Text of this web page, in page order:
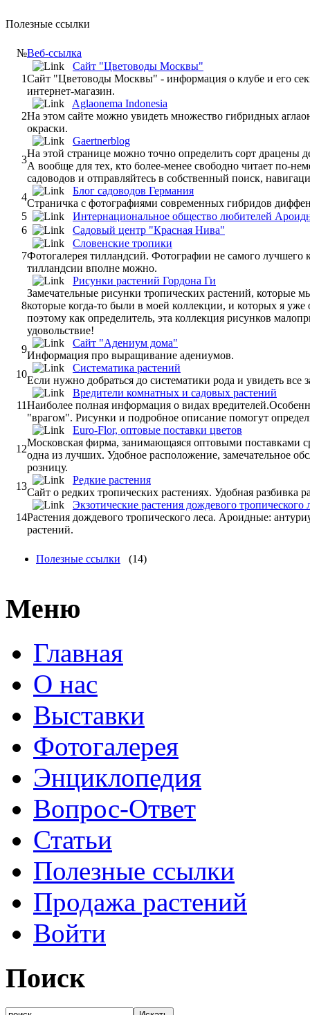
Полезные ссылки
№Веб-ссылка
1
Сайт "Цветоводы Москвы"
Сайт "Цветоводы Москвы" - информация о клубе и его
интернет-магазин.
2
Aglaonema Indonesia
На этом сайте можно увидеть множество гибридных
окраски.
3
Gaertnerblog
На этой странице можно точно определить сорт драцены
А вообще для тех, кто более-менее свободно читает по-
садоводов и отправляйтесь в собственный поиск,
4
Блог садоводов Германия
Страничка с фотографиями современных гибридов
5
Интернациональное общество любителей
6
Садовый центр "Красная Нива"
7
Словенские тропики
Фотогалерея тилландсий. Фотографии не самого лучшего
тилландсии вполне можно.
8
Рисунки растений Гордона Ги
Замечательные рисунки тропических растений,
которые когда-то были в моей коллекции, и которых я
поэтому как определитель, эта коллекция рисунков
удовольствие!
9
Сайт "Адениум дома"
Информация про выращивание адениумов.
10
Систематика растений
Если нужно добраться до систематики рода и увидеть все
11
Вредители комнатных и садовых растений
Наиболее полная информация о видах
"врагом". Рисунки и подробное описание помогут
12
Euro-Flor, оптовые поставки цветов
Московская фирма, занимающаяся оптовыми поставками
одна из лучших. Удобное расположение, замечательное
розницу.
13
Редкие растения
Сайт о редких тропических растениях. Удобная
14
Экзотические растения дождевого тропического
Растения дождевого тропического леса. Ароидные:
растений.
Полезные ссылки (14)
Меню
Главная
О нас
Выставки
Фотогалерея
Энциклопедия
Вопрос-Ответ
Статьи
Полезные ссылки
Продажа растений
Войти
Поиск